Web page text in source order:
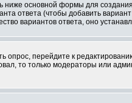
ниже основной формы для
ответа (чтобы добавить
вариантов ответа, оно
перейдите к
то только модераторы или